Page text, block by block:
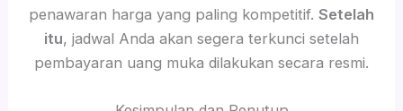
penawaran harga yang paling kompetitif. Setelah
itu, jadwal Anda akan segera terkunci setelah
pembayaran uang muka dilakukan secara resmi.